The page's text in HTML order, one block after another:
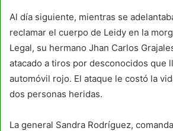
Al día siguiente, mientras se
reclamar el cuerpo de Leidy en la
Legal, su hermano Jhan Carlos
atacado a tiros por desconocidos que
automóvil rojo. El ataque le costó la
dos personas heridas.
La general Sandra Rodríguez,